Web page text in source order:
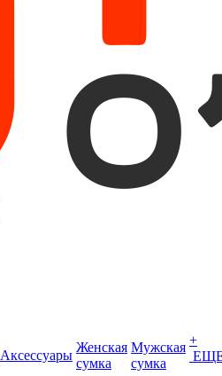
Аксессуары
Женская
сумка
Мужская
сумка
+